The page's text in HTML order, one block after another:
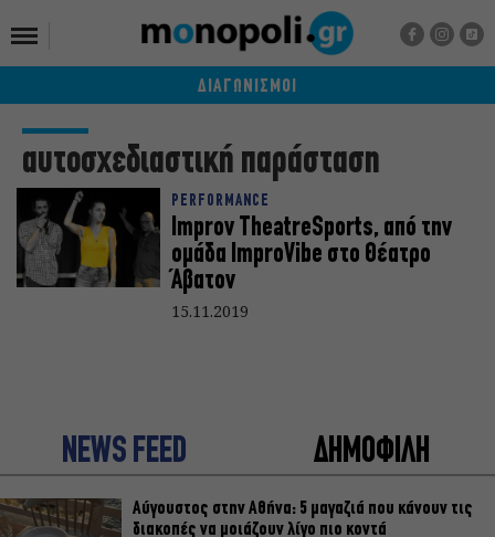
ΔΙΑΓΩΝΙΣΜΟΙ
αυτοσχεδιαστική παράσταση
PERFORMANCE
Improv TheatreSports, από την
ομάδα ImproVibe στο Θέατρο
Άβατον
15.11.2019
NEWS FEED ΔΗΜΟΦΙΛΗ
Αύγουστος στην Αθήνα: 5 μαγαζιά που κάνουν τις
διακοπές να μοιάζουν λίγο πιο κοντά